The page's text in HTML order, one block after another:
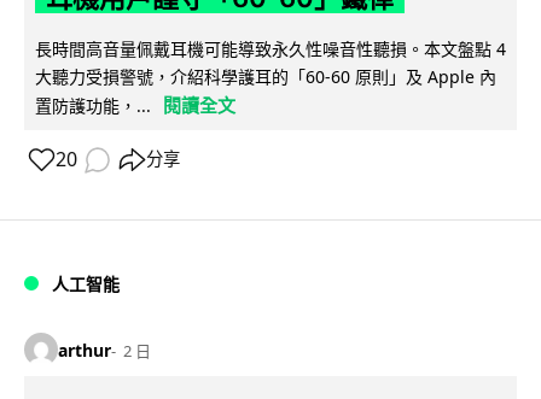
長時間高音量佩戴耳機可能導致永久性噪音性聽損。本文盤點 4
大聽力受損警號，介紹科學護耳的「60-60 原則」及 Apple 內
置防護功能，...
閱讀全文
20 分享
人工智能
arthur 2 日